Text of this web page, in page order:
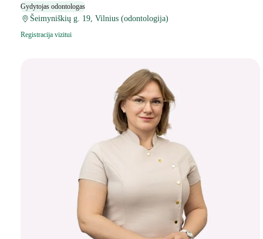
Gydytojas odontologas
Šeimyniškių g. 19, Vilnius (odontologija)
Registracija vizitui